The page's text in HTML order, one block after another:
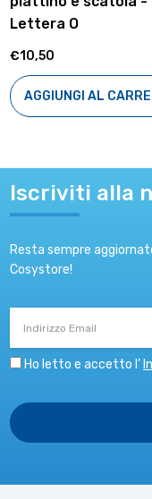
Lettera O
€10,50
AGGIUNGI AL
Iscriviti alla
Resta sempre
Cosystore!
Ho letto e accetto l’